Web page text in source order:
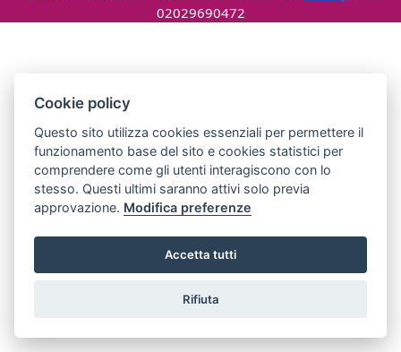
02029690472
Cookie policy
Questo sito utilizza cookies essenziali per permettere il
funzionamento base del sito e cookies statistici per
comprendere come gli utenti interagiscono con lo
stesso. Questi ultimi saranno attivi solo previa
approvazione. Modifica preferenze
Accetta tutti
Rifiuta